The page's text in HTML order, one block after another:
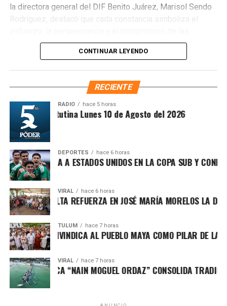
Recibe las noticias al instante
importantes de Quintana Roo directamente
en tu teléfono.
Unirme al canal de WhatsApp
la directora general del DIF Benito Juárez, Marisol Sendo
Rodríguez, destacó que cada constancia simboliza el
participantes por adquirir nuevas habilidades que les
permitan mejorar su calidad de vida y ampliar sus
oportunidades laborales. Subrayó que estos programas
fortalecen la confianza, el sentido de pertenencia y la
construcción de una comunidad más preparada y
participativa.
La institución municipal mantiene un convenio de
colaboración con el CECATI 149, cuyo respaldo ha
permitido impartir cursos alineados a las demandas
actuales del mercado laboral. Las constancias entregadas
CONTINUAR LEYENDO
RECIENTE
RADIO hace 5 horas
Síntesis Matutina Lunes 10 de Agosto del 2026
DEPORTES hace 6 horas
DERROTA A ESTADOS UNIDOS EN LA COPA SUB Y
VIRAL hace 6 horas
PERALTA REFUERZA EN JOSÉ MARÍA MORELOS LA
TULUM hace 7 horas
MARÍN REIVINDICA AL PUEBLO MAYA COMO PILAR DE LA
VIRAL hace 7 horas
DE PESCA “NAIN MOGUEL ORDAZ” CONSOLIDA TRADICIÓN